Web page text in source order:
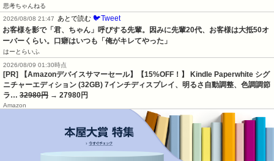
思考ちゃんねる
2026/08/08 21:47
あとで読む 🐦Tweet
お客様を影で「君、ちゃん」呼びする先輩。因みに先輩20代、お客様は大抵50オ
ーバーくらい。口癖はいつも「俺がキレてやった」
はーとらいふ
2026/08/09 01:30時点
[PR] 【Amazonデバイスサマーセール】【15%OFF！】 Kindle Paperwhite シグ
ニチャーエディション (32GB) 7インチディスプレイ、明るさ自動調整、色調調節
ラ… 32980円 → 27980円
Amazon